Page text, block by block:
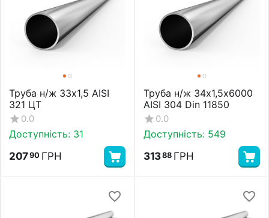
Труба н/ж 33х1,5 AISI
321 ЦТ
0.0
Доступність: 31
20790 ГРН
Труба н/ж 34х1,5х6000
AISI 304 Din 11850
0.0
Доступність: 549
31388 ГРН